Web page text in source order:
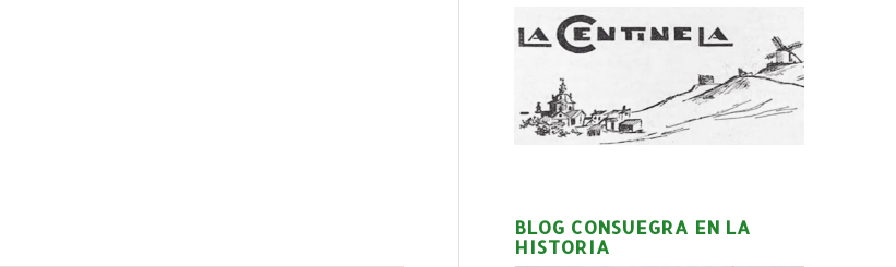
BLOG CONSUEGRA EN LA
HISTORIA